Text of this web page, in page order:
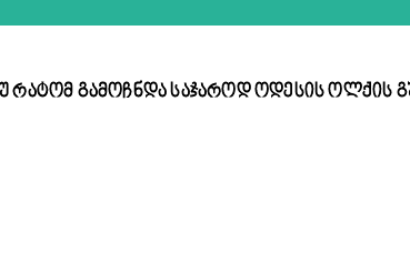
რატომ გამოჩნდა საჯაროდ ოდესის ოლქის